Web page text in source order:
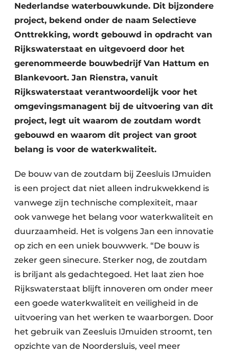
Kopen/Huren/Leasen
Sloop & Recycling
Bouwtransport
Machines & Materieel
Nederlandse waterbouwkunde. Dit bijzondere
project, bekend onder de naam Selectieve
Onttrekking, wordt gebouwd in opdracht van
Rijkswaterstaat en uitgevoerd door het
gerenommeerde bouwbedrijf Van Hattum en
Blankevoort. Jan Rienstra, vanuit
Rijkswaterstaat verantwoordelijk voor het
omgevingsmanagent bij de uitvoering van dit
project, legt uit waarom de zoutdam wordt
gebouwd en waarom dit project van groot
belang is voor de waterkwaliteit.
De bouw van de zoutdam bij Zeesluis IJmuiden
is een project dat niet alleen indrukwekkend is
vanwege zijn technische complexiteit, maar
ook vanwege het belang voor waterkwaliteit en
duurzaamheid. Het is volgens Jan een innovatie
op zich en een uniek bouwwerk. “De bouw is
zeker geen sinecure. Sterker nog, de zoutdam
is briljant als gedachtegoed. Het laat zien hoe
Rijkswaterstaat blijft innoveren om onder meer
een goede waterkwaliteit en veiligheid in de
uitvoering van het werken te waarborgen. Door
het gebruik van Zeesluis IJmuiden stroomt, ten
opzichte van de Noordersluis, veel meer